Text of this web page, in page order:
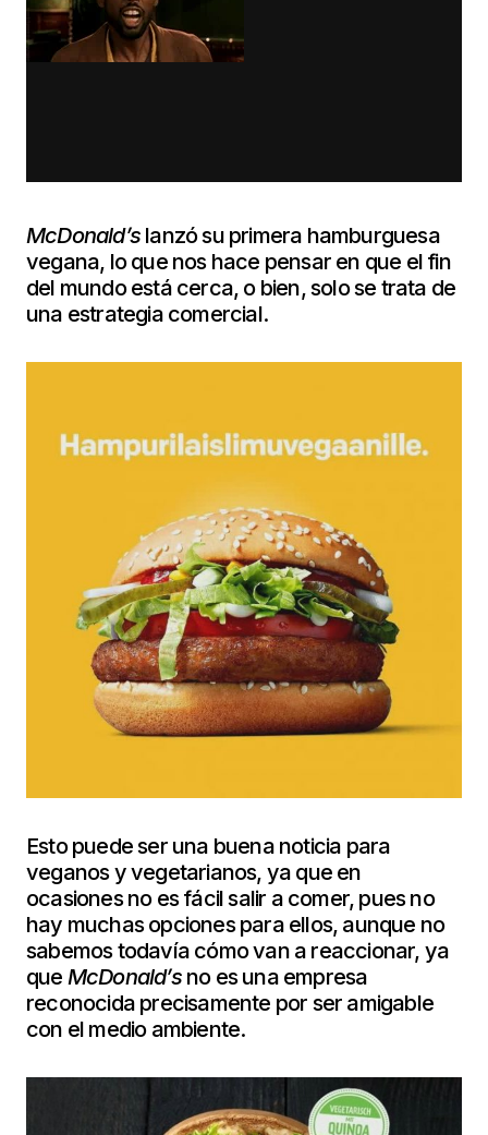
McDonald’s lanzó su primera hamburguesa
vegana, lo que nos hace pensar en que el fin
del mundo está cerca, o bien, solo se trata de
una estrategia comercial.
Esto puede ser una buena noticia para
veganos y vegetarianos, ya que en
ocasiones no es fácil salir a comer, pues no
hay muchas opciones para ellos, aunque no
sabemos todavía cómo van a reaccionar, ya
que McDonald’sno es una empresa
reconocida precisamente por ser amigable
con el medio ambiente.